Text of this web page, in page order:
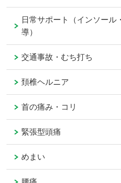
日常サポート（インソール
導）
交通事故・むち打ち
頚椎ヘルニア
首の痛み・コリ
緊張型頭痛
めまい